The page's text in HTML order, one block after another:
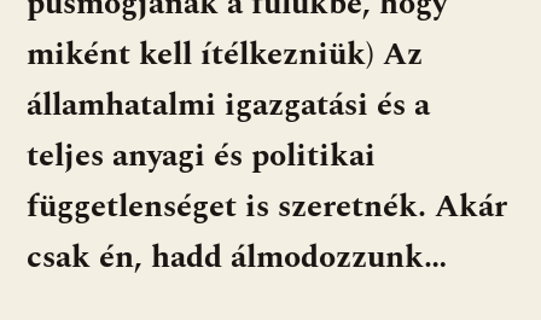
miként kell ítélkezniük) Az
államhatalmi igazgatási és a
teljes anyagi és politikai
függetlenséget is szeretnék. Akár
csak én, hadd álmodozzunk…